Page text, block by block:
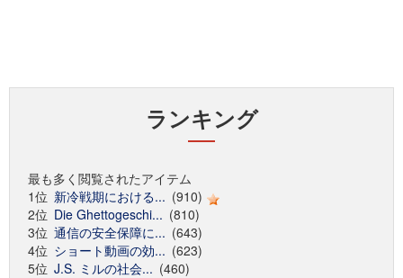
ランキング
最も多く閲覧されたアイテム
1位 新冷戦期における... (910)
2位 Die Ghettogeschi... (810)
3位 通信の安全保障に... (643)
4位 ショート動画の効... (623)
5位 J.S. ミルの社会... (460)